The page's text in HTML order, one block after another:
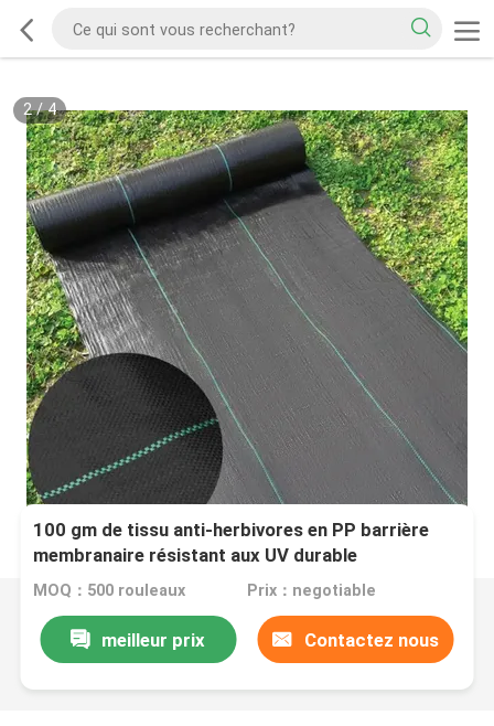
2/4
100 gm de tissu anti-herbivores en PP barrière
membranaire résistant aux UV durable
MOQ：500 rouleaux Prix：negotiable
meilleur prix Contactez nous